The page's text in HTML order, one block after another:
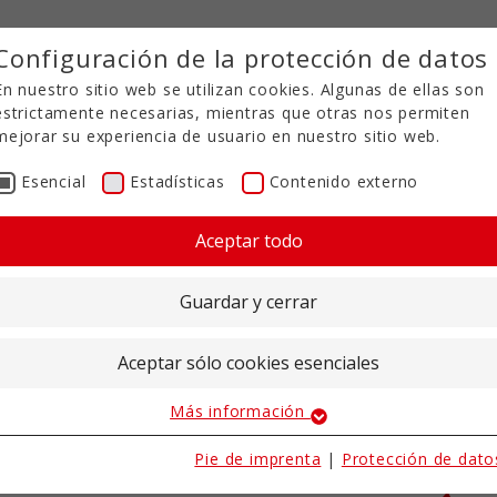
DE CONTACTO EN
Thomas Fehmer
Jefe de producto
de la protección de datos
nuestro sitio web se utilizan cookies. Algunas de ellas son
necesarias, mientras que otras nos permiten
su experiencia de usuario en nuestro sitio web.
Esencial Estadísticas Contenido externo
Aceptar todo
Guardar y cerrar
Aceptar sólo cookies esenciales
Las cookies esenciales son necesarias para las funciones
Más información
Pie de imprenta | Protección de